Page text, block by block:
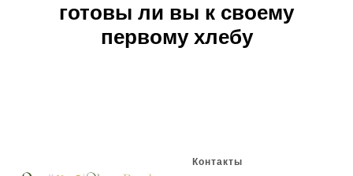
готовы ли вы к своему
первому хлебу
Контакты